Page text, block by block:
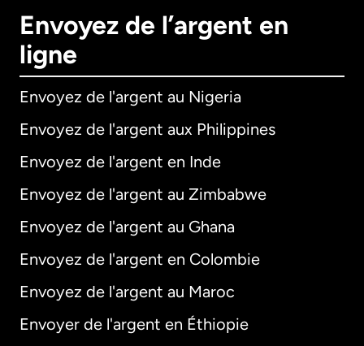
Envoyez de l’argent en
ligne
Envoyez de l'argent au Nigeria
Envoyez de l'argent aux Philippines
Envoyez de l'argent en Inde
Envoyez de l'argent au Zimbabwe
Envoyez de l'argent au Ghana
Envoyez de l'argent en Colombie
Envoyez de l'argent au Maroc
Envoyer de l'argent en Éthiopie